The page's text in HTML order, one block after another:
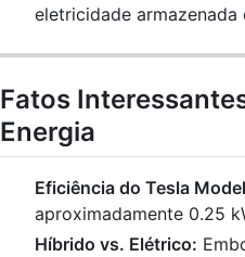
eletricidade armazenada
Fatos
Energia
Eficiência do Tesla
aproximadamente 0.25
Híbrido vs. Elétrico: